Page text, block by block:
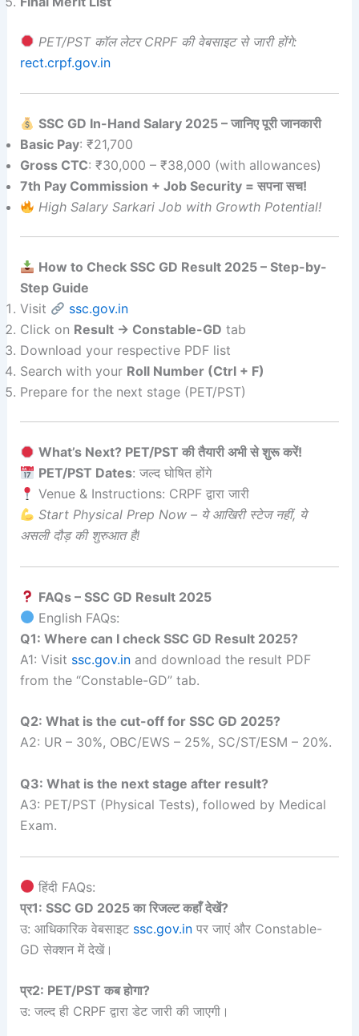
PET/PST कॉल लेटर CRPF की वेबसाइट से जारी होंगे:
rect.crpf.gov.in
SSC GD In-Hand Salary 2025 – जानिए पूरी जानकारी
Basic Pay: ₹21,700
Gross CTC: ₹30,000 – ₹38,000 (with allowances)
7th Pay Commission + Job Security = सपना सच!
High Salary Sarkari Job with Growth Potential!
How to Check SSC GD Result 2025 – Step-by-
Step Guide
Visit
ssc.gov.in
Click on Result → Constable-GD tab
Download your respective PDF list
Search with your Roll Number (Ctrl + F)
Prepare for the next stage (PET/PST)
What’s Next? PET/PST की तैयारी अभी से शुरू करें!
PET/PST Dates: जल्द घोषित होंगे
Venue & Instructions: CRPF द्वारा जारी
Start Physical Prep Now – ये आखिरी स्टेज नहीं, ये
असली दौड़ की शुरुआत है!
FAQs – SSC GD Result 2025
English FAQs:
Q1: Where can I check SSC GD Result 2025?
A1: Visit ssc.gov.inand download the result PDF
from the “Constable-GD” tab.
Q2: What is the cut-off for SSC GD 2025?
A2: UR – 30%, OBC/EWS – 25%, SC/ST/ESM – 20%.
Q3: What is the next stage after result?
A3: PET/PST (Physical Tests), followed by Medical
Exam.
हिंदी FAQs:
प्र1: SSC GD 2025 का रिजल्ट कहाँ देखें?
उ: आधिकारिक वेबसाइट ssc.gov.inपर जाएं और Constable-
GD सेक्शन में देखें।
प्र2: PET/PST कब होगा?
उ: जल्द ही CRPF द्वारा डेट जारी की जाएगी।